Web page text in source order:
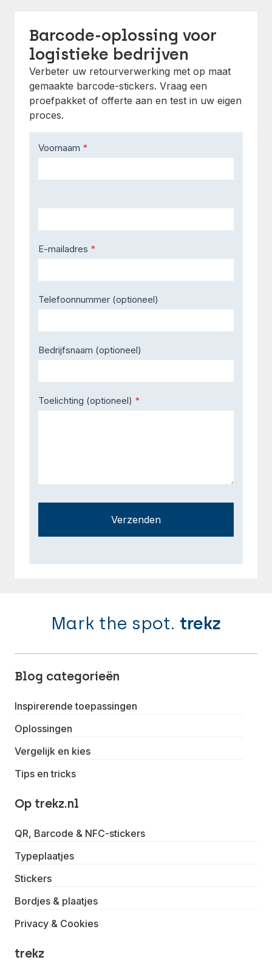
Barcode-oplossing voor
logistieke bedrijven
Verbeter uw retourverwerking met op maat
gemaakte barcode-stickers. Vraag een
proefpakket of offerte aan en test in uw eigen
proces.
Contact
Us
Voornaam *
E-mailadres *
Telefoonnummer (optioneel)
Bedrijfsnaam (optioneel)
Toelichting (optioneel) *
Verzenden
Mark the spot. trekz
Blog categorieën
Inspirerende toepassingen
Oplossingen
Vergelijk en kies
Tips en tricks
Op trekz.nl
QR, Barcode & NFC-stickers
Typeplaatjes
Stickers
Bordjes & plaatjes
Privacy & Cookies
trekz